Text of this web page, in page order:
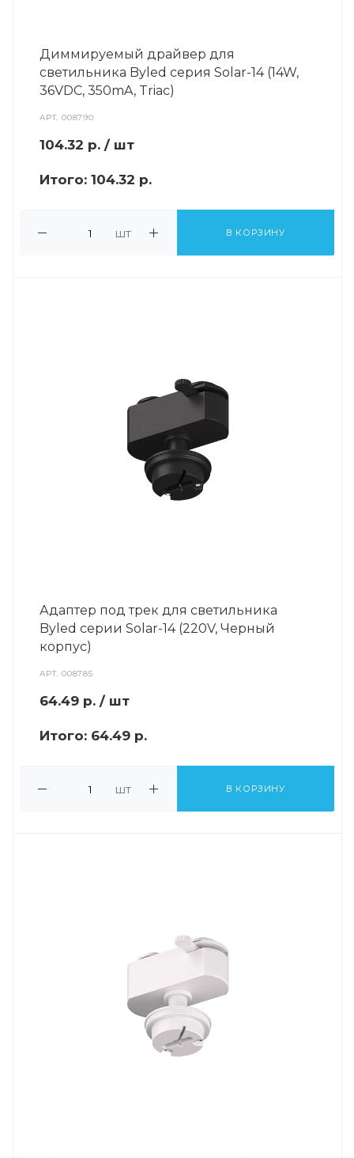
Диммируемый драйвер для
светильника Byled серия Solar-14 (14W,
36VDC, 350mA, Triac)
АРТ.008790
104.32 р. / шт
Итого: 104.32 р.
шт В КОРЗИНУ
Адаптер под трек для светильника
Byled серии Solar-14 (220V, Черный
корпус)
АРТ.008785
64.49 р. / шт
Итого: 64.49 р.
шт В КОРЗИНУ